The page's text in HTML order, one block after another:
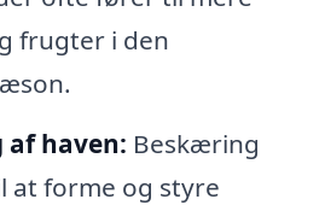
frugter i den
af haven: Beskæring
at forme og styre